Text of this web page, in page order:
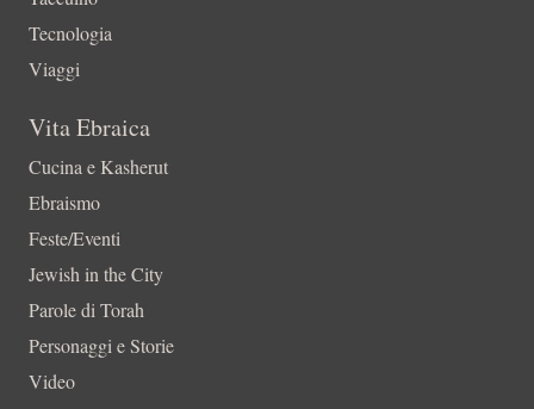
Tecnologia
Viaggi
Vita Ebraica
Cucina e Kasherut
Ebraismo
Feste/Eventi
Jewish in the City
Parole di Torah
Personaggi e Storie
Video